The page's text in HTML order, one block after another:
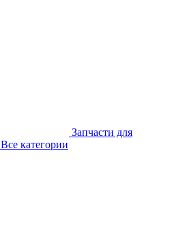
Запчасти для
Все категории